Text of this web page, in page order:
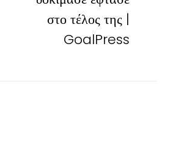
στο τέλος της |
GoalPress